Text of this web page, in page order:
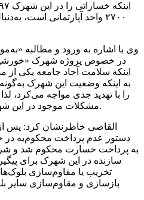
۲۷۰۰ واحد آپارتمانی است،
وی با اشاره به ورود و مطالبه
در خصوص پروژه شهرک «خورشید
اینکه سلامت آحاد جامعه یکی
به اینکه وضعیت این شهرک
را با تهدید جدی مواجه می‌کرد،
مشکلات موجود در این شهرک به‌طور جدی وارد عمل شد.
القاصی خاطرنشان کرد: پس
دستور عدم پرداخت محکوم‌به در
به پرداخت خسارت محکوم شد و
سازنده در این شهرک برای
تخریب یا مقاوم‌سازی
بازسازی و مقاوم‌سازی سایر